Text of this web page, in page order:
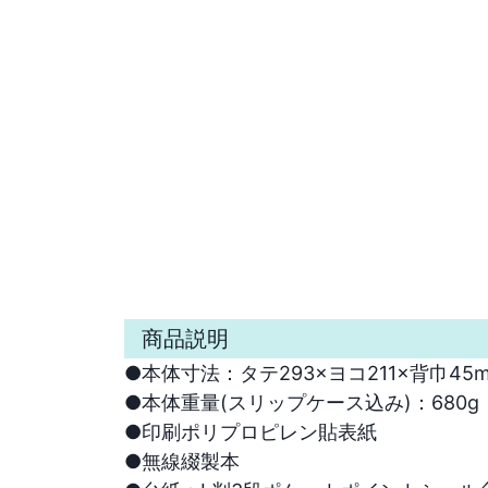
商品説明
●本体寸法：タテ293×ヨコ211×背巾
●本体重量(スリップケース込み)：680g
●印刷ポリプロピレン貼表紙
●無線綴製本